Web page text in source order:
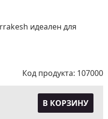
идеален для
Код продукта: 107000
В КОРЗИНУ